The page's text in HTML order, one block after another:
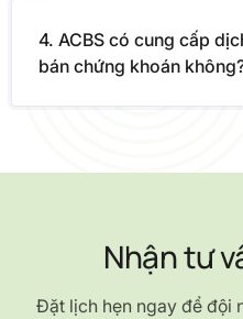
4. ACBS có cung cấp
bán chứng khoán
Nhận tư
Đặt lịch hẹn ngay để đội